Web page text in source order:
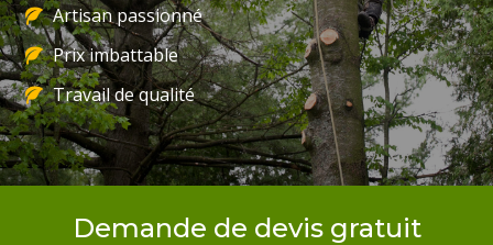
Artisan passionné
Prix imbattable
Travail de qualité
Demande de devis gratuit